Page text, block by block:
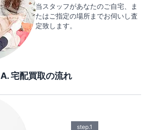
当スタッフがあなたのご自宅、ま
たはご指定の場所までお伺いし査
定致します。
A. 宅配買取の流れ
step.1